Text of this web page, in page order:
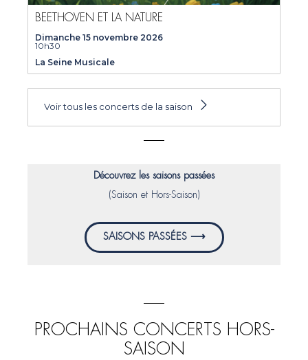
BEETHOVEN ET LA NATURE
Dimanche 15 novembre 2026
10h30
La Seine Musicale
Voir tous les concerts de la saison
Découvrez les saisons passées
(Saison et Hors-Saison)
SAISONS PASSÉES ⟶
PROCHAINS CONCERTS HORS-
SAISON